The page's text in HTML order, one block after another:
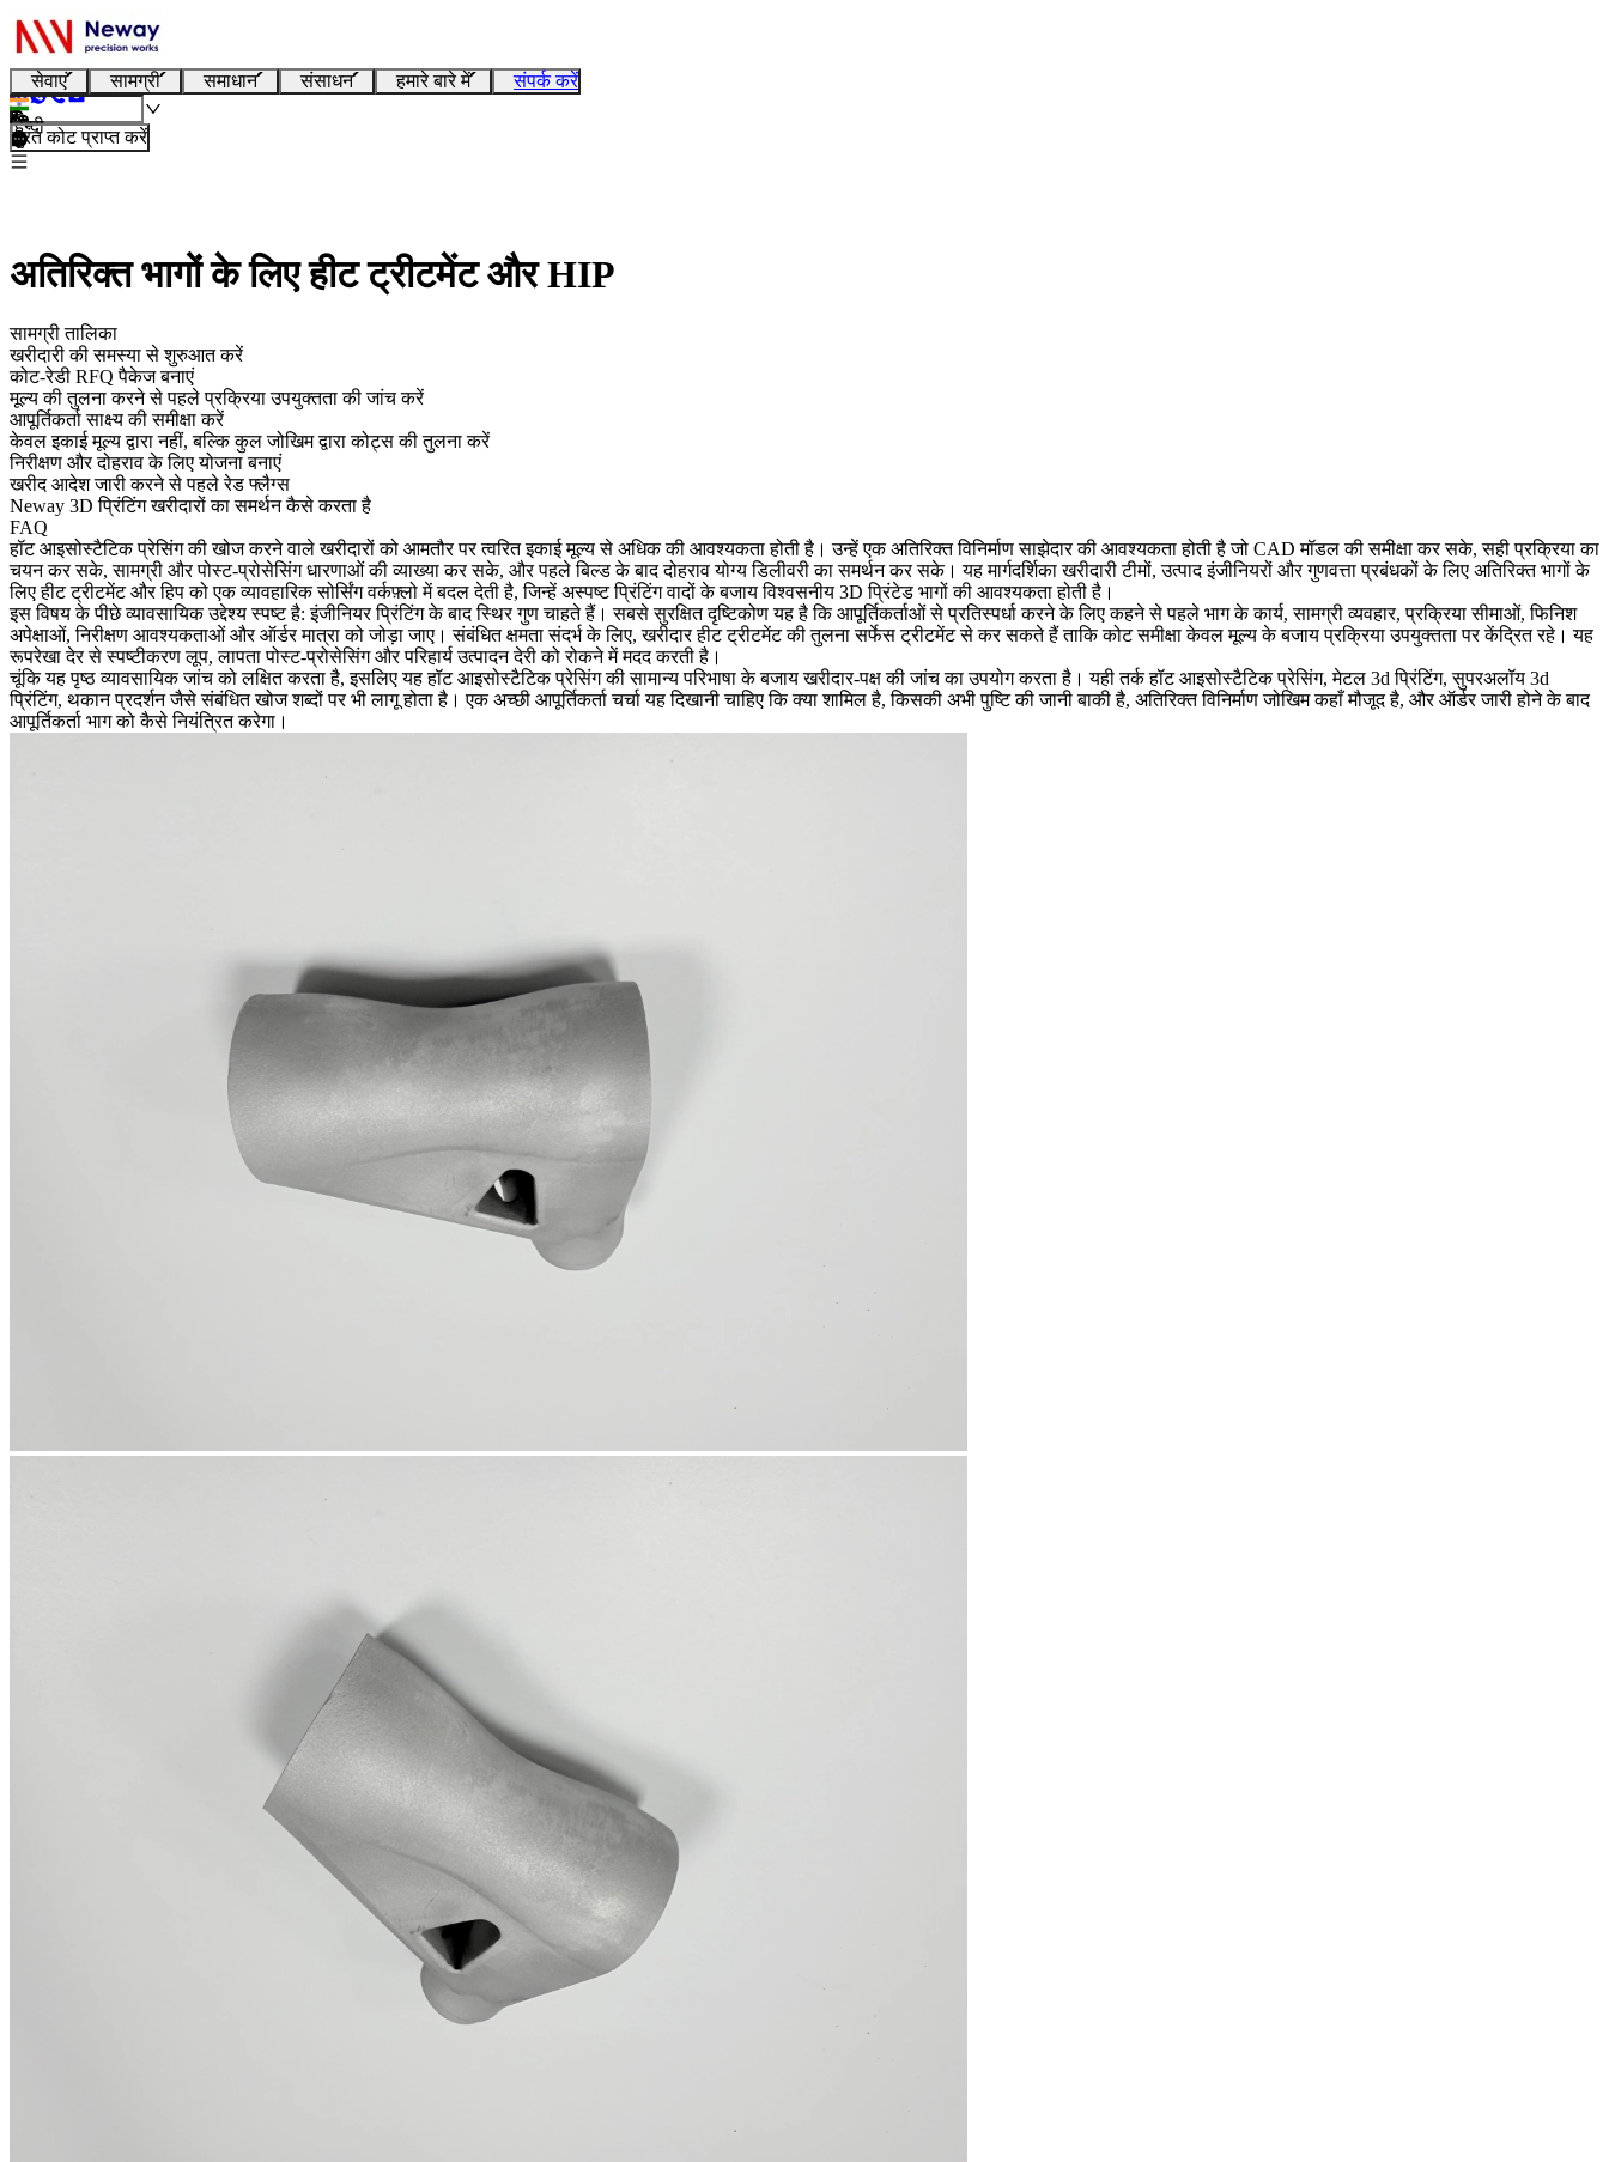
सेवाएं सामग्री समाधान संसाधन हमारे बारे में संपर्क करें
हिन्दी
तुरंत कोट प्राप्त करें
अतिरिक्त भागों के लिए हीट ट्रीटमेंट और HIP
सामग्री तालिका
खरीदारी की समस्या से शुरुआत करें
कोट-रेडी RFQ पैकेज बनाएं
मूल्य की तुलना करने से पहले प्रक्रिया उपयुक्तता की जांच करें
आपूर्तिकर्ता साक्ष्य की समीक्षा करें
केवल इकाई मूल्य द्वारा नहीं, बल्कि कुल जोखिम द्वारा कोट्स की तुलना करें
निरीक्षण और दोहराव के लिए योजना बनाएं
खरीद आदेश जारी करने से पहले रेड फ्लैग्स
Neway 3D प्रिंटिंग खरीदारों का समर्थन कैसे करता है
FAQ
हॉट आइसोस्टैटिक प्रेसिंगकी खोज करने वाले खरीदारों को आमतौर पर त्वरित इकाई मूल्य से अधिक की आवश्यकता होती है। उन्हें एक अतिरिक्त विनिर्माण साझेदार की आवश्यकता होती है जो CAD मॉडल की समीक्षा कर सके, सही प्रक्रिया का
चयन कर सके, सामग्री और पोस्ट-प्रोसेसिंग धारणाओं की व्याख्या कर सके, और पहले बिल्ड के बाद दोहराव योग्य डिलीवरी का समर्थन कर सके। यह मार्गदर्शिका खरीदारी टीमों, उत्पाद इंजीनियरों और गुणवत्ता प्रबंधकों के लिए अतिरिक्त भागों के
लिए हीट ट्रीटमेंट और हिप को एक व्यावहारिक सोर्सिंग वर्कफ़्लो में बदल देती है, जिन्हें अस्पष्ट प्रिंटिंग वादों के बजाय विश्वसनीय 3D प्रिंटेड भागों की आवश्यकता होती है।
इस विषय के पीछे व्यावसायिक उद्देश्य स्पष्ट है: इंजीनियर प्रिंटिंग के बाद स्थिर गुण चाहते हैं। सबसे सुरक्षित दृष्टिकोण यह है कि आपूर्तिकर्ताओं से प्रतिस्पर्धा करने के लिए कहने से पहले भाग के कार्य, सामग्री व्यवहार, प्रक्रिया सीमाओं, फिनिश
अपेक्षाओं, निरीक्षण आवश्यकताओं और ऑर्डर मात्रा को जोड़ा जाए। संबंधित क्षमता संदर्भ के लिए, खरीदारहीट ट्रीटमेंटकी तुलनासर्फेस ट्रीटमेंटसे कर सकते हैं ताकि कोट समीक्षा केवल मूल्य के बजाय प्रक्रिया उपयुक्तता पर केंद्रित रहे। यह
रूपरेखा देर से स्पष्टीकरण लूप, लापता पोस्ट-प्रोसेसिंग और परिहार्य उत्पादन देरी को रोकने में मदद करती है।
चूंकि यह पृष्ठ व्यावसायिक जांच को लक्षित करता है, इसलिए यह हॉट आइसोस्टैटिक प्रेसिंग की सामान्य परिभाषा के बजाय खरीदार-पक्ष की जांच का उपयोग करता है। यही तर्क हॉट आइसोस्टैटिक प्रेसिंग, मेटल 3d प्रिंटिंग, सुपरअलॉय 3d
प्रिंटिंग, थकान प्रदर्शन जैसे संबंधित खोज शब्दों पर भी लागू होता है। एक अच्छी आपूर्तिकर्ता चर्चा यह दिखानी चाहिए कि क्या शामिल है, किसकी अभी पुष्टि की जानी बाकी है, अतिरिक्त विनिर्माण जोखिम कहाँ मौजूद है, और ऑर्डर जारी होने के बाद
आपूर्तिकर्ता भाग को कैसे नियंत्रित करेगा।